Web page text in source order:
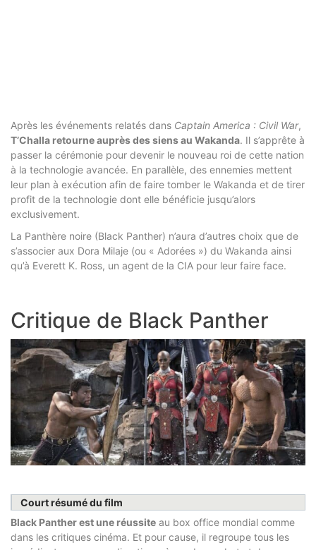
Après les événements relatés dans Captain America : Civil War,
T’Challa retourne auprès des siens au Wakanda. Il s’apprête à
passer la cérémonie pour devenir le nouveau roi de cette nation
à la technologie avancée. En parallèle, des ennemies mettent
leur plan à exécution afin de faire tomber le Wakanda et de tirer
profit de la technologie dont elle bénéficie jusqu’alors
exclusivement.
La Panthère noire (Black Panther) n’aura d’autres choix que de
s’associer aux Dora Milaje (ou « Adorées ») du Wakanda ainsi
qu’à Everett K. Ross, un agent de la CIA pour leur faire face.
Critique de Black Panther
Court résumé du film
Black Panther est une réussite au box office mondial comme
dans les critiques cinéma. Et pour cause, il regroupe tous les